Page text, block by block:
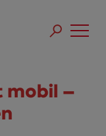
mobil –